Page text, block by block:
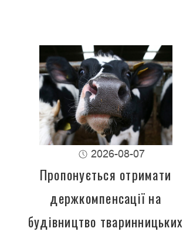
2026-08-07
Пропонується отримати
держкомпенсації на
будівництво тваринницьких